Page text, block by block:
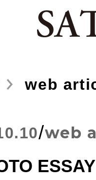
web
/web